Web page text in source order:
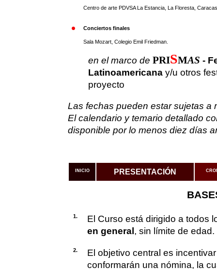
Centro de arte PDVSA La Estancia, La Floresta,
Conciertos finales
Sala Mozart, Colegio Emil Friedman.
en el marco de PRISMAS -
Latinoamericana y/u otros
proyecto
Las fechas pueden estar sujetas a
El calendario y temario detallado
disponible por lo menos diez días
INICIO PRESENTACIÓN
1.
El Curso está dirigido a todos
en general , sin límite de edad.
2.
El objetivo central es
conformarán una nómina, la